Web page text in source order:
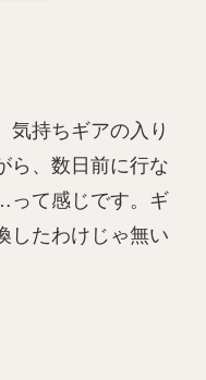
気持ちギアの入り
ら、数日前に行な
って感じです。ギ
したわけじゃ無い